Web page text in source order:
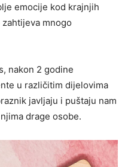
emocije kod krajnjih
mnogo
nakon 2 godine
u različitim dijelovima
javljaju i puštaju nam
drage osobe.